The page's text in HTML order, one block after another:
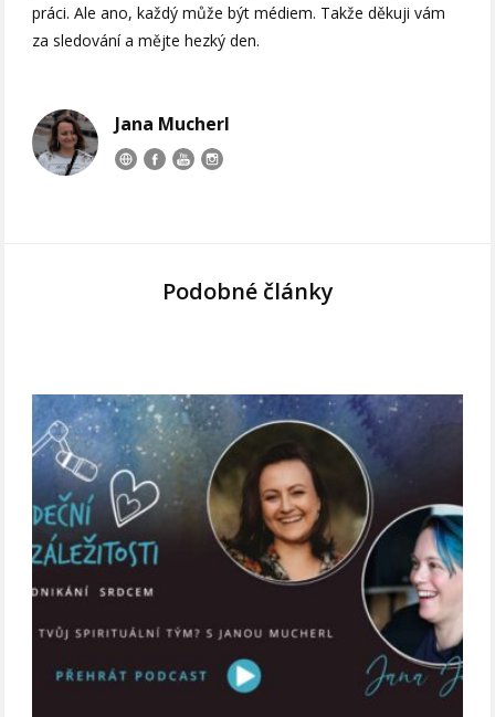
práci. Ale ano, každý může být médiem. Takže děkuji vám
za sledování a mějte hezký den.
Jana Mucherl
Podobné články